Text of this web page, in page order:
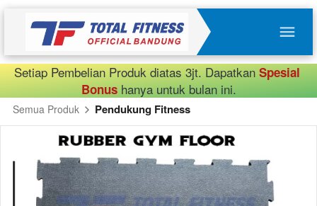
Setiap Pembelian Produk diatas 3jt. Dapatkan Spesial
Bonus hanya untuk bulan ini.
Semua Produk Pendukung Fitness